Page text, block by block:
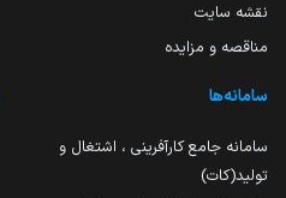
نقشه سایت
مناقصه و مزایده
سامانه‌ها
سامانه جامع کارآفرینی ، اشتغال و
تولید(کات)